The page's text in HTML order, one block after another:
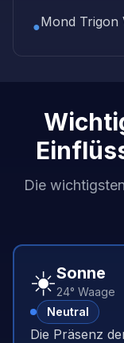
●Mond Trigon
Die
☀️Sonne
24° Waage
Neutral
Die Präsenz